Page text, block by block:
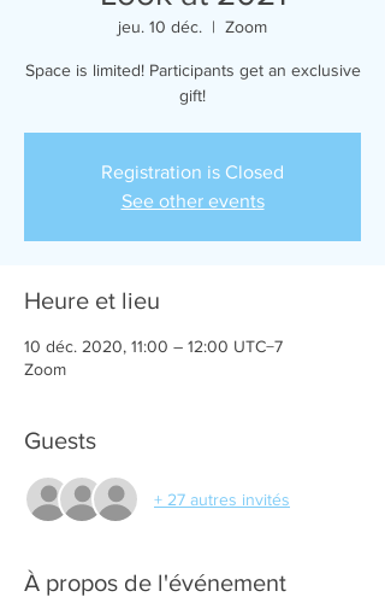
jeu. 10 déc.
  |
Zoom
Space is limited! Participants get an exclusive
gift!
Registration is Closed
See other events
Heure et lieu
10 déc. 2020, 11:00 – 12:00 UTC−7
Zoom
Guests
+ 27 autres invités
À propos de l'événement